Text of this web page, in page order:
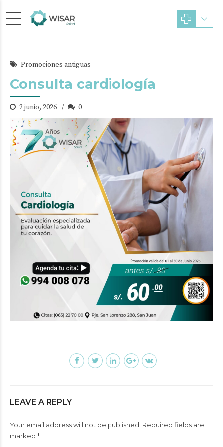
Promociones antiguas
Consulta cardiología
2 junio, 2026 0
LEAVE A REPLY
Your email address will not be published. Required fields are
marked *